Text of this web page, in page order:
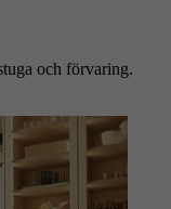
och förvaring.